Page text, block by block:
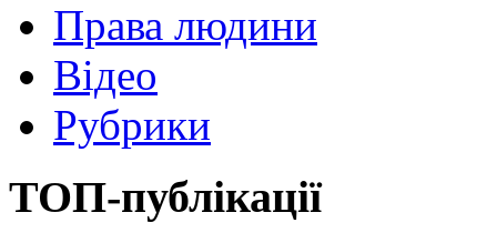
Права людини
Відео
Рубрики
ТОП-публікації